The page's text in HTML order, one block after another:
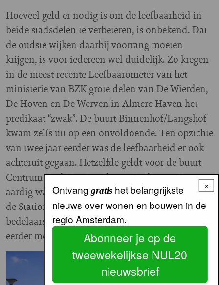
Hoeveel geld er nodig is om de leefbaarheid in
beide stadsdelen te verbeteren, is onbekend. Dat
de oudste wijken daarbij voorrang moeten
krijgen, is voor iedereen wel duidelijk. Zo kregen
in de meest recente Leefbaarometer van het
ministerie van BZK grote delen van De Wierden,
De Hoven en De Werven in Almere Haven het
predikaat “zwak”. De buurt Binnenhof/Langshof
kwam zelfs uit op een onvoldoende. Ten opzichte
van twee jaar eerder was de leefbaarheid er ook
achteruit gegaan. Hetzelfde geldt voor de buurt
Centrum Stad-Oost in Almere Stad waar Ymere
aardig wat woningen bezit aan weerszijden van
de Stationsstraat. Daar is veel overlast van
bedelaars en verslaafden, een probleem dat je
eerder met moederstad Amsterdam associeert.
Image
×
Ontvang gratishet belangrijkste
nieuws over wonen en bouwen in de
regio Amsterdam.
Abonneer je op de
tweewekelijkse NUL20
nieuwsbrief